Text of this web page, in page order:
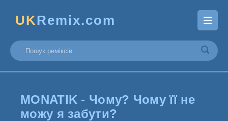
UKRemix.com
MONATIK - Чому? Чому її не
можу я забути?